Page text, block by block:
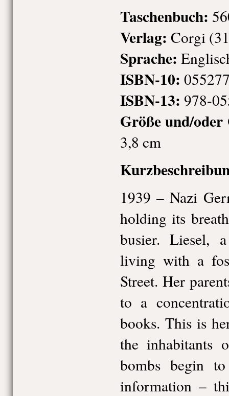
Taschenbuch:
Verlag: Corgi
Sprache:
ISBN-10:
ISBN-13: 978-
Größe und/
3,8 cm
1939 – Nazi
holding its
busier. Liesel,
living with a
Street. Her
to a
books. This is
the inhabitants
bombs begin
information –